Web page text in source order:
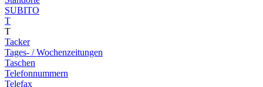
SUBITO
T
T
Tacker
Tages- / Wochenzeitungen
Taschen
Telefonnummern
Telefax